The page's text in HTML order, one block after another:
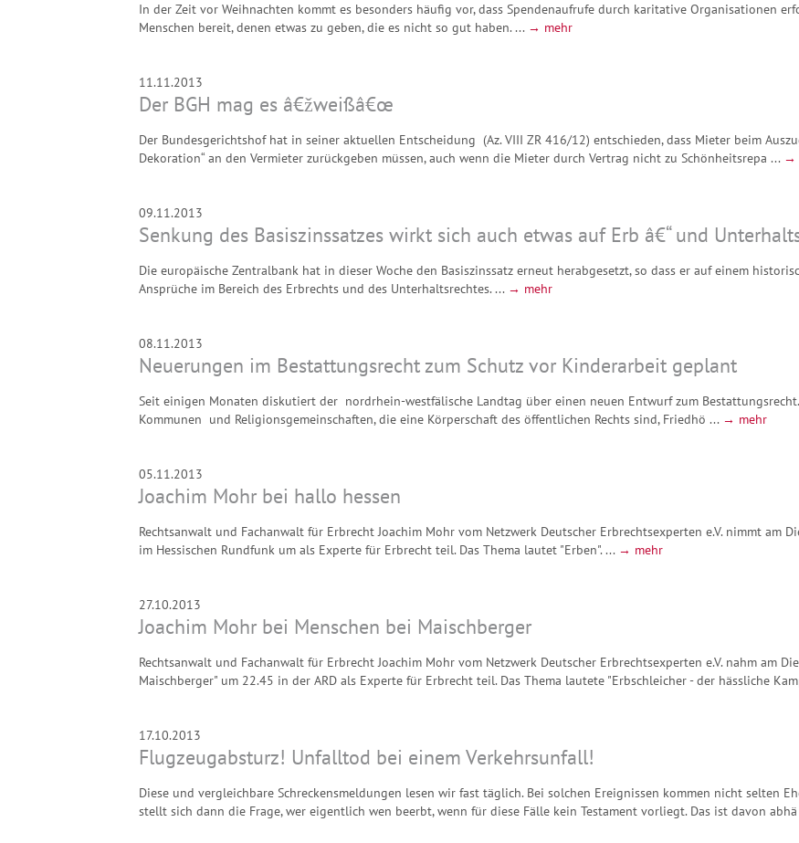
In der Zeit vor Weihnachten kommt es besonders häufig vor, dass Spendenaufrufe durch karitative Organisationen
Menschen bereit, denen etwas zu geben, die es nicht so gut haben. ... → mehr
11.11.2013
Der BGH mag es â€žweißâ€œ
Der Bundesgerichtshof hat in seiner aktuellen Entscheidung (Az. VIII ZR 416/12) entschieden, dass Mieter beim
Dekoration“ an den Vermieter zurückgeben müssen, auch wenn die Mieter durch Vertrag nicht zu Schönheitsrepa ... →
09.11.2013
Senkung des Basiszinssatzes wirkt sich auch etwas auf Erb â€“ und
Die europäische Zentralbank hat in dieser Woche den Basiszinssatz erneut herabgesetzt, so dass er auf einem
Ansprüche im Bereich des Erbrechts und des Unterhaltsrechtes. ... → mehr
08.11.2013
Neuerungen im Bestattungsrecht zum Schutz vor Kinderarbeit geplant
Seit einigen Monaten diskutiert der nordrhein-westfälische Landtag über einen neuen Entwurf zum
Kommunen und Religionsgemeinschaften, die eine Körperschaft des öffentlichen Rechts sind, Friedhö ... → mehr
05.11.2013
Joachim Mohr bei hallo hessen
Rechtsanwalt und Fachanwalt für Erbrecht Joachim Mohr vom Netzwerk Deutscher Erbrechtsexperten e.V. nimmt am
im Hessischen Rundfunk um als Experte für Erbrecht teil. Das Thema lautet "Erben". ... → mehr
27.10.2013
Joachim Mohr bei Menschen bei Maischberger
Rechtsanwalt und Fachanwalt für Erbrecht Joachim Mohr vom Netzwerk Deutscher Erbrechtsexperten e.V. nahm am
Maischberger" um 22.45 in der ARD als Experte für Erbrecht teil. Das Thema lautete "Erbschleicher - der hässliche
17.10.2013
Flugzeugabsturz! Unfalltod bei einem Verkehrsunfall!
Diese und vergleichbare Schreckensmeldungen lesen wir fast täglich. Bei solchen Ereignissen kommen nicht selten
stellt sich dann die Frage, wer eigentlich wen beerbt, wenn für diese Fälle kein Testament vorliegt. Das ist davon